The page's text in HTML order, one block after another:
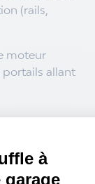
(rails,
moteur
portails allant
17